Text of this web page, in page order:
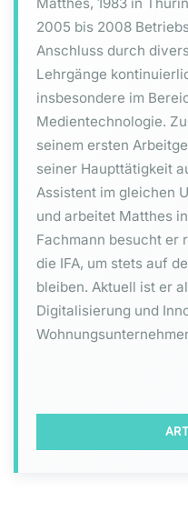
2005 bis 2008
Anschluss durch
Lehrgänge
insbesondere im
Medientechnologie.
seinem ersten
seiner Haupttätigkeit
Assistent im gleichen
und arbeitet Matthes
Fachmann besucht er
die IFA, um stets auf
bleiben. Aktuell ist er
Digitalisierung und